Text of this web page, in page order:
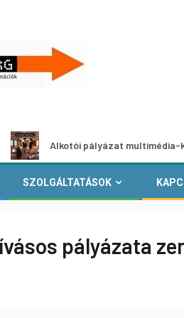
Alkotói pályázat multimédia-
SZOLGÁLTATÁSOK
pályázata